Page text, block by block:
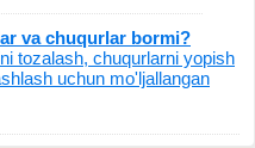
va chuqurlar bormi?
tozalash, chuqurlarni yopish
uchun mo'ljallangan